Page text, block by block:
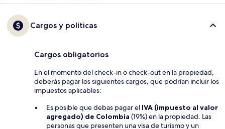
Cargos y políticas
Cargos obligatorios
En el momento del check-in o check-out en la propiedad,
deberás pagar los siguientes cargos, que podrían incluir los
impuestos aplicables:
Es posible que debas pagar el IVA (impuesto al valor
agregado) de Colombia (19%) en la propiedad. Las
personas que presenten una visa de turismo y un